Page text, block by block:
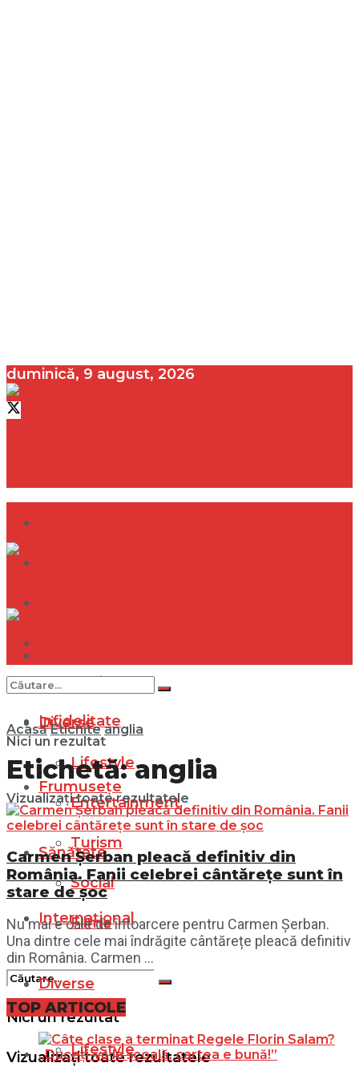
duminică, 9 august, 2026
Internațional
Diverse
Lifestyle
Entertainment
Turism
Social
Filme
Nici un rezultat
Vizualizați toate rezultatele
Infidelitate
Frumusețe
Sănătate
Internațional
Diverse
Lifestyle
Nici un rezultat
Vizualizați toate rezultatele
Acasă Etichite anglia
Etichetă:anglia
Carmen Șerban pleacă definitiv din
România. Fanii celebrei cântărețe sunt în
stare de șoc
Nu mai e cale de întoarcere pentru Carmen Șerban.
Una dintre cele mai îndrăgite cântărețe pleacă definitiv
din România. Carmen ...
TOP ARTICOLE